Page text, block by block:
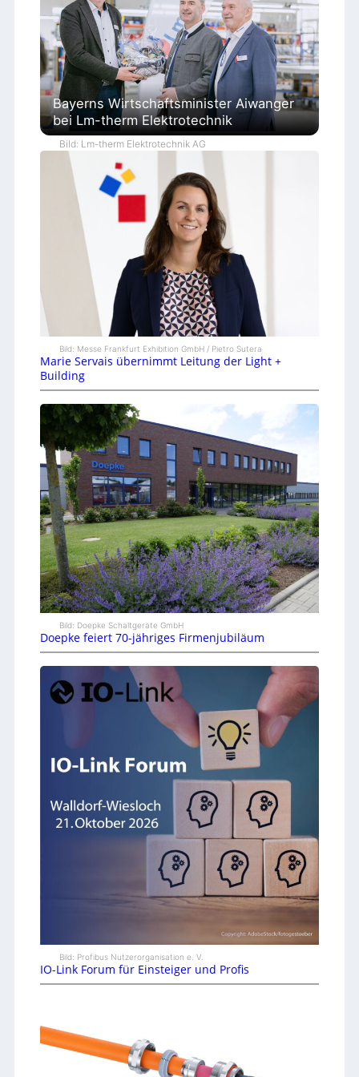
Bayerns Wirtschaftsminister Aiwanger
bei Lm-therm Elektrotechnik
Bild: Lm-therm Elektrotechnik AG
Bild: Messe Frankfurt Exhibition GmbH / Pietro Sutera
Marie Servais übernimmt Leitung der Light +
Building
Bild: Doepke Schaltgeräte GmbH
Doepke feiert 70-jähriges Firmenjubiläum
Bild: Profibus Nutzerorganisation e. V.
IO-Link Forum für Einsteiger und Profis